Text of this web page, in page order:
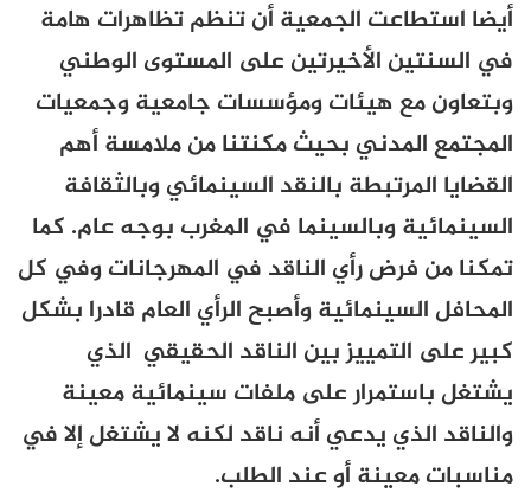
أيضا استطاعت الجمعية أن تنظم تظاهرات هامة
في السنتين الأخيرتين على المستوى الوطني
وبتعاون مع هيئات ومؤسسات جامعية وجمعيات
المجتمع المدني بحيث مكنتنا من ملامسة أهم
القضايا المرتبطة بالنقد السينمائي وبالثقافة
السينمائية وبالسينما في المغرب بوجه عام. كما
تمكنا من فرض رأي الناقد في المهرجانات وفي كل
المحافل السينمائية وأصبح الرأي العام قادرا بشكل
كبير على التمييز بين الناقد الحقيقي الذي
يشتغل باستمرار على ملفات سينمائية معينة
والناقد الذي يدعي أنه ناقد لكنه لا يشتغل إلا في
مناسبات معينة أو عند الطلب.